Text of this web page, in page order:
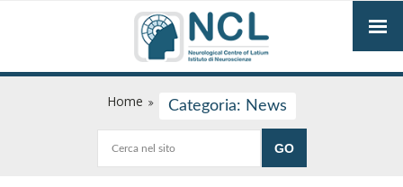
Home Categoria: News